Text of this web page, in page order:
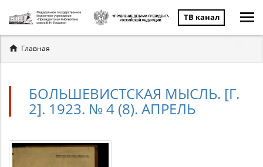
ТВ канал
Вы
здесь
Главная
БОЛЬШЕВИСТСКАЯ МЫСЛЬ. [Г.
2]. 1923. № 4 (8). АПРЕЛЬ